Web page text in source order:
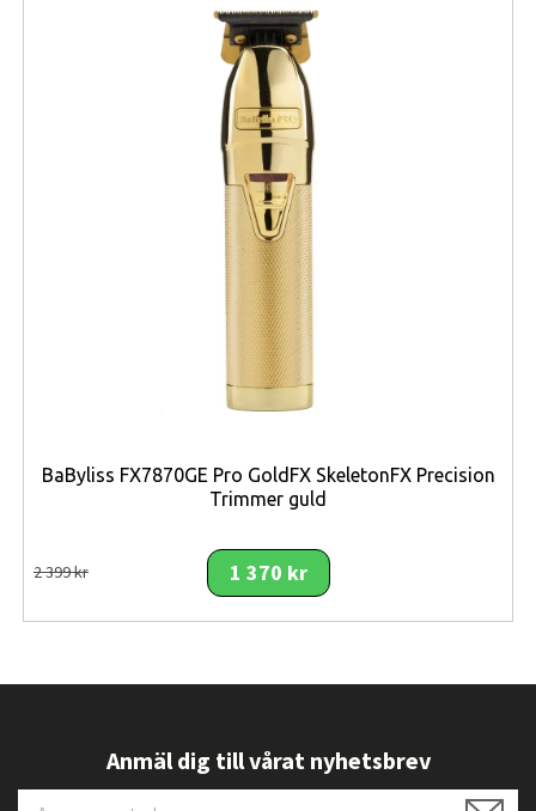
Vårt FlexShock™-material och vår teknik för
stötskydd är välkända i hela branschen tack vare
åratal av hängiven utveckling, testning och
innovation, så det var ett logiskt nästa steg att
gå in på den militära standardarenan.
Från återvunna material till intelligenta
biotekniska formler skyddar vi din teknik och vår
Design och innovation
Oavsett om det handlar om produktdesign eller
laboratorieutvecklade materialtillsatser,
innoverar vi alltid våra produkter.
Allmänna funktioner i korthet:
Multidrop-skydd - Våra fodral har utvecklats av
våra egna forskare och testats av oberoende
Innovativa material - FlexShock™ är mer
ledande tillverkarna för att säkerställa att alla
skal har perfekt passform och inte blockerar
BaByliss FX7870GE Pro GoldFX SkeletonFX Precision
Trimmer guld
2 399 kr 1 370 kr
Anmäl dig till vårat nyhetsbrev